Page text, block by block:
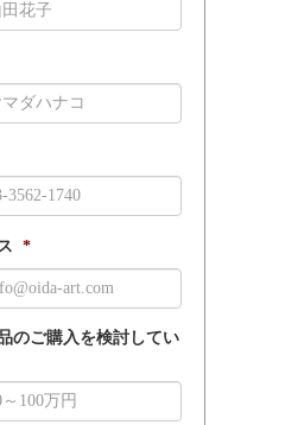
*
のご購入を検討してい